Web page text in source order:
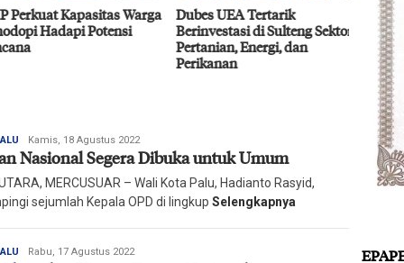
Perkuat Kapasitas Warga
Hadapi Potensi
Dubes UEA Tertarik
Berinvestasi di Sulteng Sektor
Pertanian, Energi, dan
Perikanan
CPO
Agro
2026
Redaksi
Harian
Mercusuar
Kamis, 18 Agustus 2022
Nasional Segera Dibuka untuk Umum
UTARA, MERCUSUAR – Wali Kota Palu, Hadianto Rasyid,
sejumlah Kepala OPD di lingkup Selengkapnya
Redaksi
Rabu, 17 Agustus 2022